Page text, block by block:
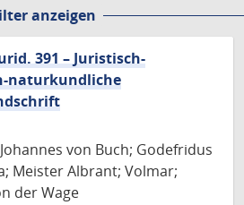
anzeigen
391 – Juristisch-
naturkundliche
von Buch; Godefridus
Meister Albrant; Volmar;
der Wage